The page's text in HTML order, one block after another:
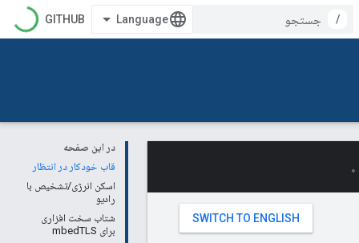
/
GITHUB
در این صفحه
قاب خودکار در انتظار
اسکن انرژی/تشخیص با
رادیو
شتاب سخت افزاری
برای mbedTLS
。